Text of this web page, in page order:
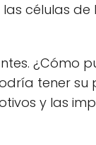
células de
¿Cómo
tener
y las